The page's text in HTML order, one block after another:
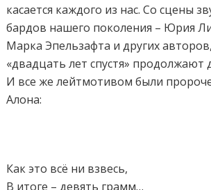
касается каждого из нас. Со сцены
бардов нашего поколения – Юрия
Марка Эпельзафта и других
«двадцать лет спустя» продолжают
И все же лейтмотивом были
Алона:
Как это всё ни взвесь,
В итоге – девять грамм…